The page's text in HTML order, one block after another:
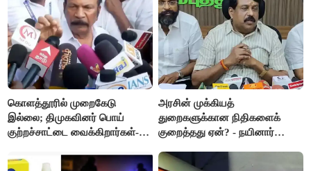
எம்.எல்.ஏக்கள் பரபரப்பு பேட்டி
கொளத்தூரில் முறைகேடு
இல்லை; திமுகவினர் பொய்
குற்றச்சாட்டை வைக்கிறார்கள்-
அரசின் முக்கியத்
துறைகளுக்கான நிதிகளைக்
குறைத்தது ஏன்? - நயினார்